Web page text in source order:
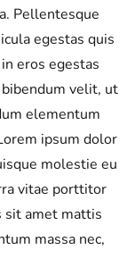
Pellentesque
egestas quis
eros egestas
velit, ut
elementum
ipsum dolor
molestie eu
vitae porttitor
sit amet mattis
massa nec,